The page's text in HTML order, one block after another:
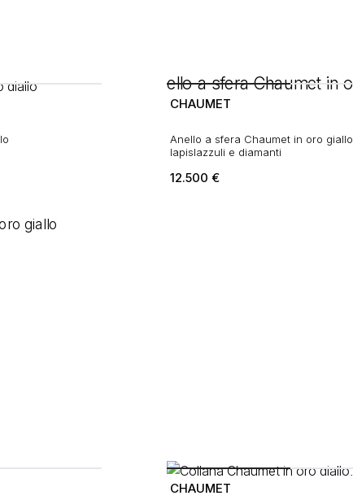
CHAUMET
Anello a sfera Chaumet in oro giallo,
lapislazzuli e diamanti
12.500 €
CHAUMET